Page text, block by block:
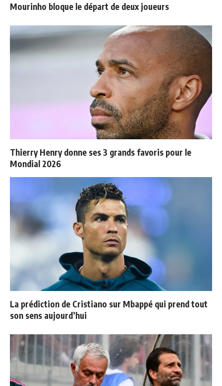
Mourinho bloque le départ de deux joueurs
Thierry Henry donne ses 3 grands favoris pour le
Mondial 2026
La prédiction de Cristiano sur Mbappé qui prend tout
son sens aujourd’hui